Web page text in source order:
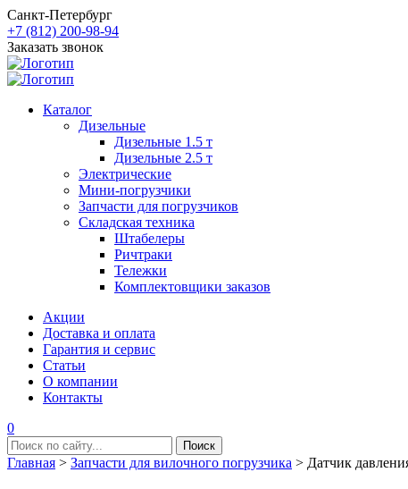
Санкт-Петербург
+7 (812) 200-98-94
Заказать звонок
Каталог
Дизельные
Дизельные 1.5 т
Дизельные 2.5 т
Электрические
Мини-погрузчики
Запчасти для погрузчиков
Складская техника
Штабелеры
Ричтраки
Тележки
Комплектовщики заказов
Акции
Доставка и оплата
Гарантия и сервис
Статьи
О компании
Контакты
0
Главная > Запчасти для вилочного погрузчика > Датчик